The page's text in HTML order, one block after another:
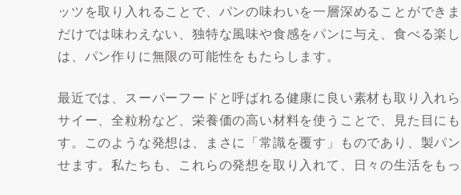
ッツを取り入れることで、パンの味わいを一層深めることができ
だけでは味わえない、独特な風味や食感をパンに与え、食べる楽
は、パン作りに無限の可能性をもたらします。
最近では、スーパーフードと呼ばれる健康に良い素材も取り入れ
サイー、全粒粉など、栄養価の高い材料を使うことで、見た目に
す。このような発想は、まさに「常識を覆す」ものであり、製パ
せます。私たちも、これらの発想を取り入れて、日々の生活をも